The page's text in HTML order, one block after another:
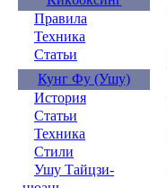
Правила
Техника
Статьи
Кунг Фу (Ушу)
История
Статьи
Техника
Стили
Ушу Тайцзи-